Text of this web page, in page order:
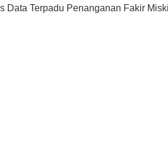
Data Terpadu Penanganan Fakir